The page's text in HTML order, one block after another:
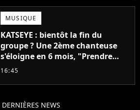
MUSIQUE
KATSEYE : bientôt la fin du
groupe ? Une 2ème chanteuse
s'éloigne en 6 mois, "Prendre
cette décision n’a pas été facile"
16:45
DERNIÈRES NEWS